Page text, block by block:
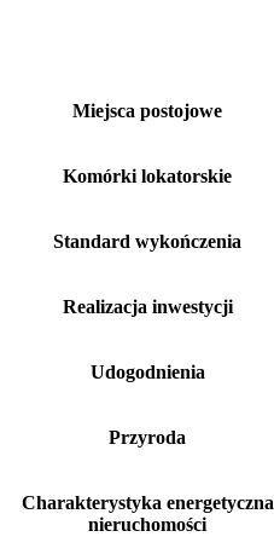
Miejsca postojowe
Komórki lokatorskie
Standard wykończenia
Realizacja inwestycji
Udogodnienia
Przyroda
Charakterystyka energetyczna
nieruchomości